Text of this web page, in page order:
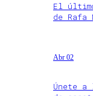
El
de Rafa
Abr 02
Únete a